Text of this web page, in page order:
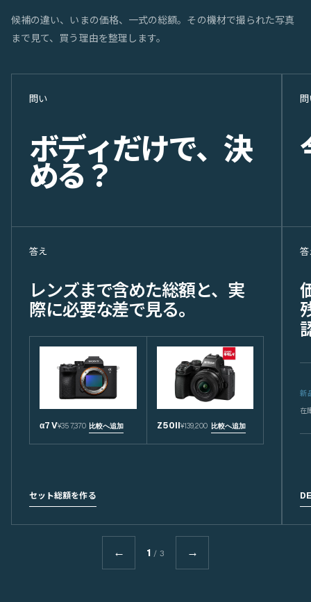
候補の違い、いまの価格、一式の総額。その機材で撮られた写真
まで見て、買う理由を整理します。
問い
ボディだけで、 決
める ？
答え
レンズまで含めた総額と、実
際に必要な差で見る。
α7 V¥357,370 比較へ追加 Z50II¥139,200 比較へ追加
セット総額を作る
答
新
在
← 1 / 3 →